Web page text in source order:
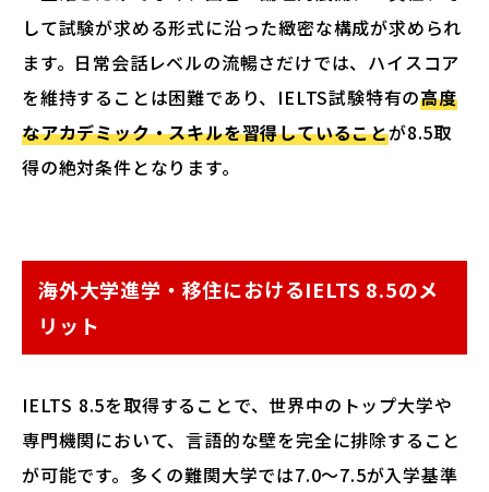
して試験が求める形式に沿った緻密な構成が求められ
ます。日常会話レベルの流暢さだけでは、ハイスコア
を維持することは困難であり、IELTS試験特有の高度
なアカデミック・スキルを習得していることが8.5取
得の絶対条件となります。
海外大学進学・移住におけるIELTS 8.5のメ
リット
IELTS 8.5を取得することで、世界中のトップ大学や
専門機関において、言語的な壁を完全に排除すること
が可能です。多くの難関大学では7.0〜7.5が入学基準